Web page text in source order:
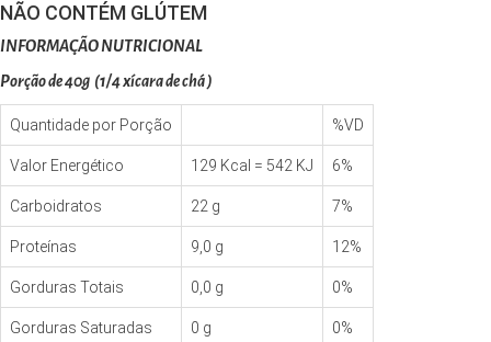
NÃO CONTÉM GLÚTEM
INFORMAÇÃO NUTRICIONAL
Porção de 40g (1/4 xícara de chá )
Quantidade por Porção %VD
Valor Energético 129 Kcal = 542 KJ 6%
Carboidratos 22 g 7%
Proteínas 9,0 g 12%
Gorduras Totais 0,0 g 0%
Gorduras Saturadas 0 g 0%